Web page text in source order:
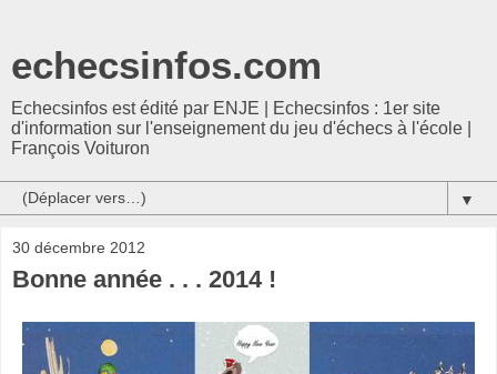
echecsinfos.com
Echecsinfos est édité par ENJE | Echecsinfos : 1er site
d'information sur l'enseignement du jeu d'échecs à l'école |
François Voituron
▼
30 décembre 2012
Bonne année . . . 2014 !